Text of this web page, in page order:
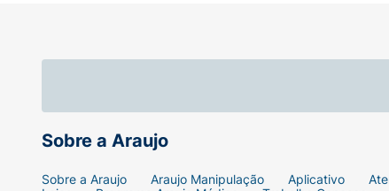
• CONTEÚDO: Inclui uma escova dental
Sobre a Araujo
Sobre a Araujo Araujo Manipulação Aplicativo